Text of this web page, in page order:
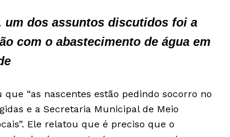
um dos assuntos discutidos foi a
com o abastecimento de água em
“as nascentes estão pedindo socorro no
e a Secretaria Municipal de Meio
Ele relatou que é preciso que o